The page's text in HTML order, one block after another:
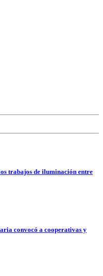
trabajos de iluminación entre
convocó a cooperativas y